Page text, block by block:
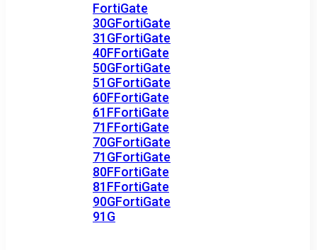
FortiGate
30GFortiGate
31GFortiGate
40FFortiGate
50GFortiGate
51GFortiGate
60FFortiGate
61FFortiGate
71FFortiGate
70GFortiGate
71GFortiGate
80FFortiGate
81FFortiGate
90GFortiGate
91G